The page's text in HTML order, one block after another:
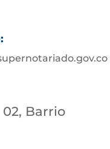
02, Barrio